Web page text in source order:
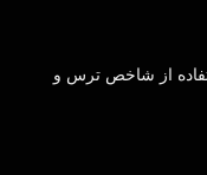
از شاخص ترس و